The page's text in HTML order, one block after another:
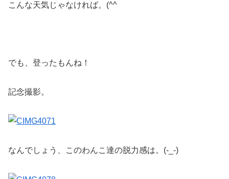
こんな天気じゃなければ。(^^ゞ
でも、登ったもんね！
記念撮影。
なんでしょう、このわんこ達の脱力感は。(-_-)